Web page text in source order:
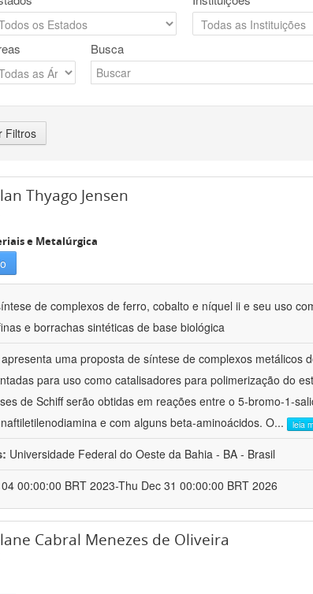
Busca
Filtros
Thyago Jensen
e Metalúrgica
de complexos de ferro, cobalto e níquel ii e seu uso
e borrachas sintéticas de base biológica
uma proposta de síntese de complexos metálicos
para uso como catalisadores para polimerização do
de Schiff serão obtidas em reações entre o 5-bromo-1-
e com alguns beta-aminoácidos. O... leia
Universidade Federal do Oeste da Bahia - BA - Brasil
00:00:00 BRT 2023-Thu Dec 31 00:00:00 BRT 2026
Cabral Menezes de Oliveira